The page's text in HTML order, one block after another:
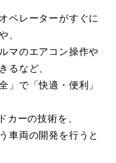
ペレーターがすぐに
、
マのエアコン操作や
るなど、
」で「快適・便利」
カーの技術を、
車両の開発を行うと